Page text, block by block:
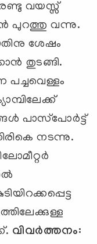
വയസ്സ്
പുറത്തു വന്നു.
ശേഷം
തുടങ്ങി.
പച്ചവെള്ളം
പാസ്‌പോര്‍ട്ട്
നടന്നു.
വിവര്‍ത്തനം: